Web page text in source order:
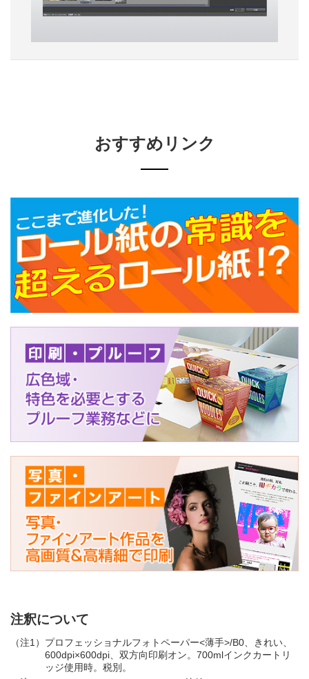
おすすめリンク
注釈について
（注1） プロフェッショナルフォトペーパー<薄手>/B0、きれい、
600dpi×600dpi、双方向印刷オン。700mlインクカートリ
ッジ使用時。税別。